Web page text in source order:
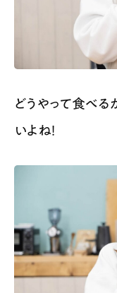
どうやって食べる
いよね！